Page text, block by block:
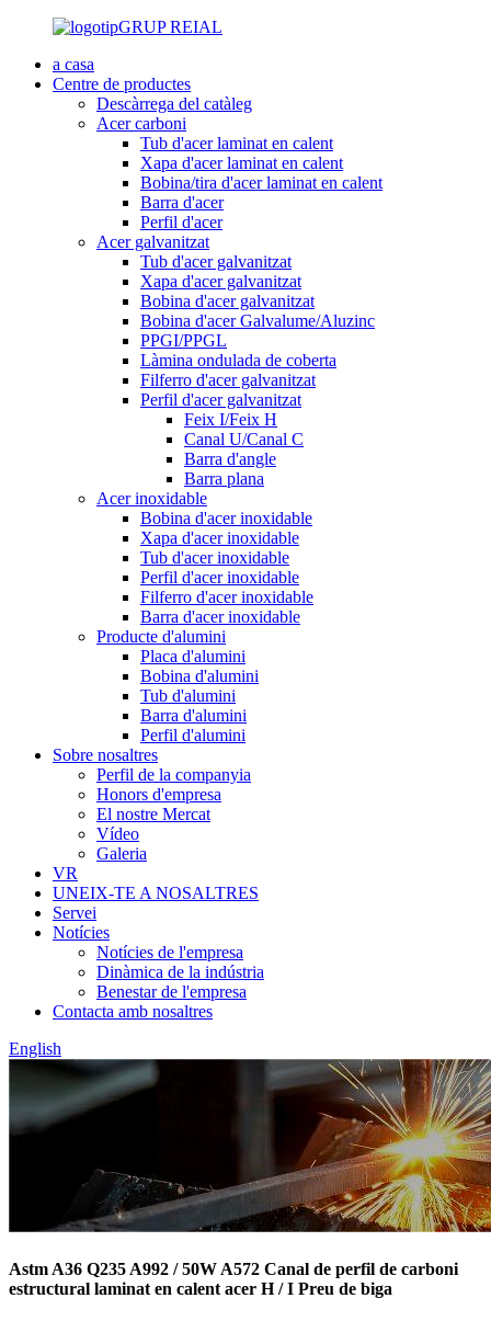
GRUP REIAL
a casa
Centre de productes
Descàrrega del catàleg
Acer carboni
Tub d'acer laminat en calent
Xapa d'acer laminat en calent
Bobina/tira d'acer laminat en calent
Barra d'acer
Perfil d'acer
Acer galvanitzat
Tub d'acer galvanitzat
Xapa d'acer galvanitzat
Bobina d'acer galvanitzat
Bobina d'acer Galvalume/Aluzinc
PPGI/PPGL
Làmina ondulada de coberta
Filferro d'acer galvanitzat
Perfil d'acer galvanitzat
Feix I/Feix H
Canal U/Canal C
Barra d'angle
Barra plana
Acer inoxidable
Bobina d'acer inoxidable
Xapa d'acer inoxidable
Tub d'acer inoxidable
Perfil d'acer inoxidable
Filferro d'acer inoxidable
Barra d'acer inoxidable
Producte d'alumini
Placa d'alumini
Bobina d'alumini
Tub d'alumini
Barra d'alumini
Perfil d'alumini
Sobre nosaltres
Perfil de la companyia
Honors d'empresa
El nostre Mercat
Vídeo
Galeria
VR
UNEIX-TE A NOSALTRES
Servei
Notícies
Notícies de l'empresa
Dinàmica de la indústria
Benestar de l'empresa
Contacta amb nosaltres
English
Astm A36 Q235 A992 / 50W A572 Canal de perfil de carboni
estructural laminat en calent acer H / I Preu de biga